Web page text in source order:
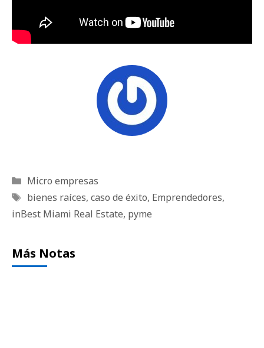
Categorías
Micro empresas
Etiquetas
bienes raíces, caso de éxito, Emprendedores,
inBest Miami Real Estate, pyme
Más Notas